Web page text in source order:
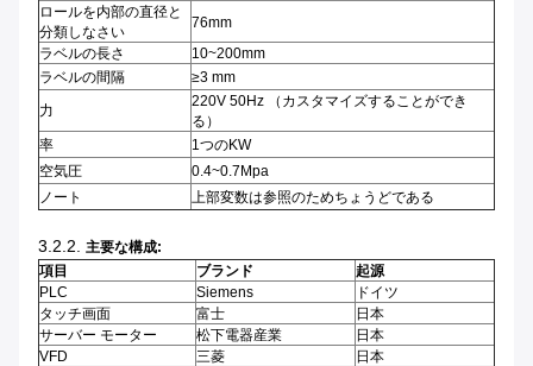
ロールを内部の直径と
分類しなさい
76mm
ラベルの長さ
10~200mm
ラベルの間隔
≥3 mm
力
220V 50Hz （カスタマイズすることができ
る）
率
1つのKW
空気圧
0.4~0.7Mpa
ノート
上部変数は参照のためちょうどである
3.2.2. 主要な構成:
項目
ブランド
起源
PLC
Siemens
ドイツ
タッチ画面
富士
日本
サーバー モーター
松下電器産業
日本
VFD
三菱
日本